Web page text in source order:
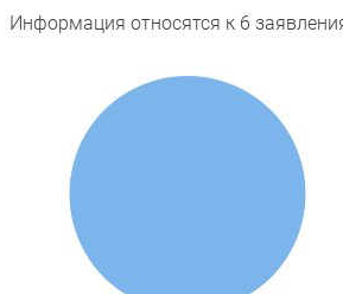
Информация относятся к 6